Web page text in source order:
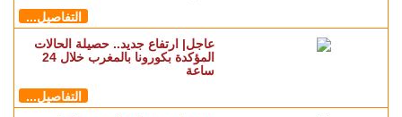
التفاصيل...
عاجل| ارتفاع جديد.. حصيلة الحالات
المؤكدة بكورونا بالمغرب خلال 24
ساعة
التفاصيل...